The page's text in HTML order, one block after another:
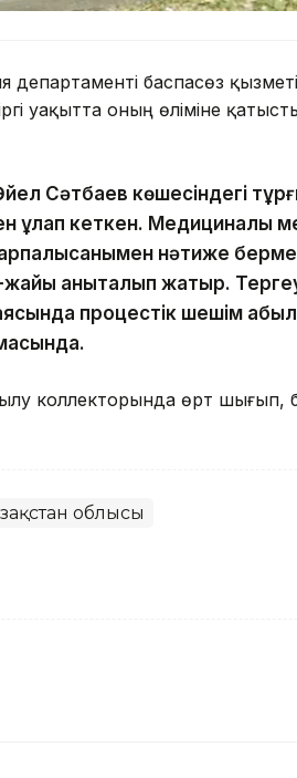
департаменті баспасөз
уақытта оның өліміне
Сәтбаев көшесіндегі
құлап кеткен. Медициналық
нәтиже
жайы анықталып жатыр.
процестік шешім
коллекторында өрт шығып,
облысы